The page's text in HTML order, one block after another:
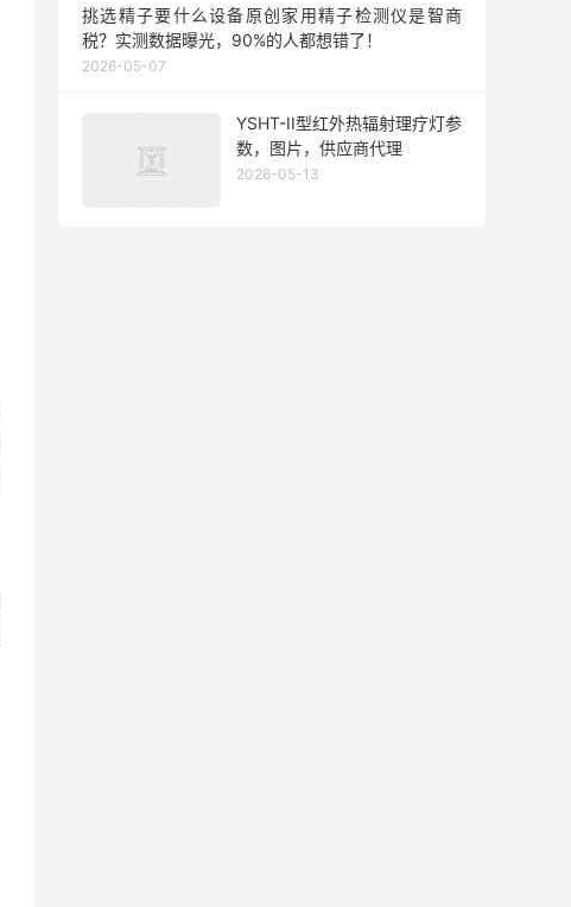
挑选精子要什么设备原创家用精子检测仪是智商
税？实测数据曝光，90%的人都想错了！
2026-05-07
YSHT-II型红外热辐射理疗灯参
数，图片，供应商代理
2026-05-13